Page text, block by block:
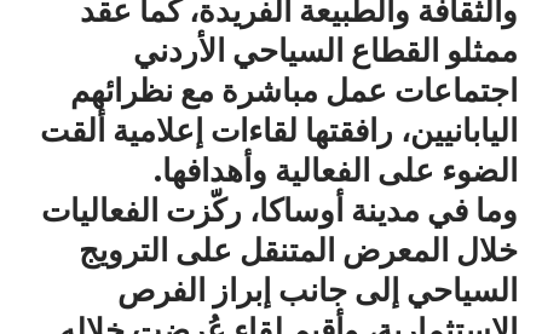
والثقافة والطبيعة الفريدة، كما عقد
ممثلو القطاع السياحي الأردني
اجتماعات عمل مباشرة مع نظرائهم
اليابانيين، رافقتها لقاءات إعلامية ألقت
الضوء على الفعالية وأهدافها.
وما في مدينة أوساكا، ركّزت الفعاليات
خلال المعرض المتنقل على الترويج
السياحي إلى جانب إبراز الفرص